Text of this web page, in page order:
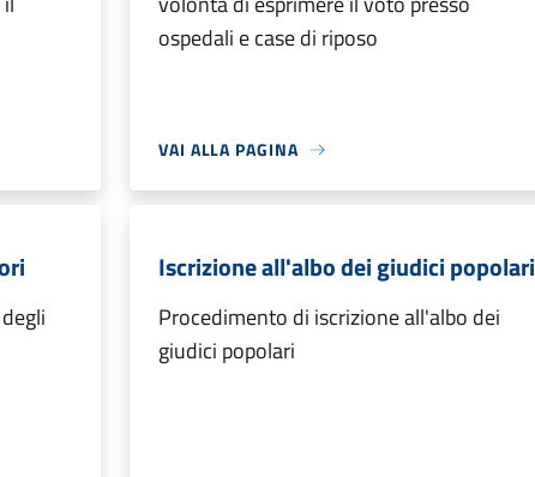
ospedali e case di riposo
VAI ALLA PAGINA
Iscrizione all'albo dei giudici popolari
Procedimento di iscrizione all'albo dei
giudici popolari